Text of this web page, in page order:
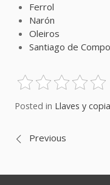
Ferrol
Narón
Oleiros
Santiago de
Posted in Llaves y
Navegación
de
Previous